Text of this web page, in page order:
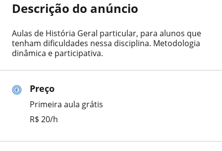
Preço
Primeira aula grátis
R$ 20/h
Descrição do anúncio
Aulas de História Geral particular, para alunos que
tenham dificuldades nessa disciplina. Metodologia
dinâmica e participativa.